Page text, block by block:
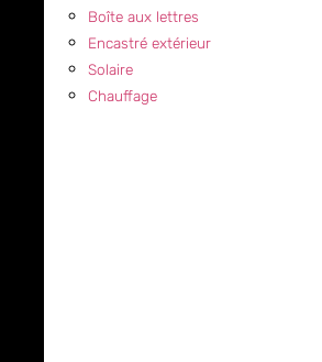
Boîte aux lettres
Encastré extérieur
Solaire
Chauffage